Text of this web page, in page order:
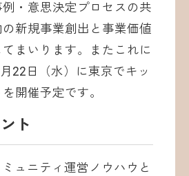
・意思決定プロセスの共
新規事業創出と事業価値
まいります。またこれに
22日（水）に東京でキッ
開催予定です。
ト
ュニティ運営ノウハウと